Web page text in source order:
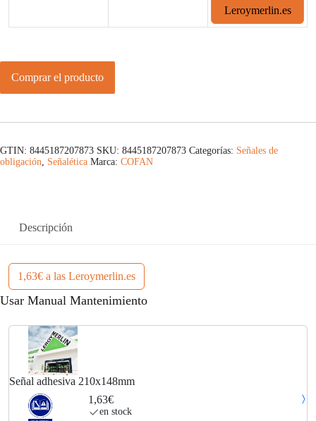
Leroymerlin.es
Comprar el producto
GTIN: 8445187207873 SKU: 8445187207873 Categorías: Señales de
obligación, Señalética Marca: COFAN
Descripción
1,63€ a las Leroymerlin.es
Usar Manual Mantenimiento
Señal adhesiva 210x148mm
1,63€
en stock